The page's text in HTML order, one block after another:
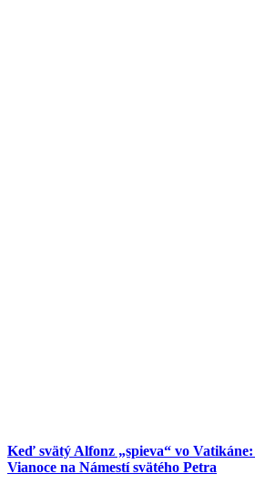
Keď svätý Alfonz „spieva“ vo
Vianoce na Námestí svätého Petra